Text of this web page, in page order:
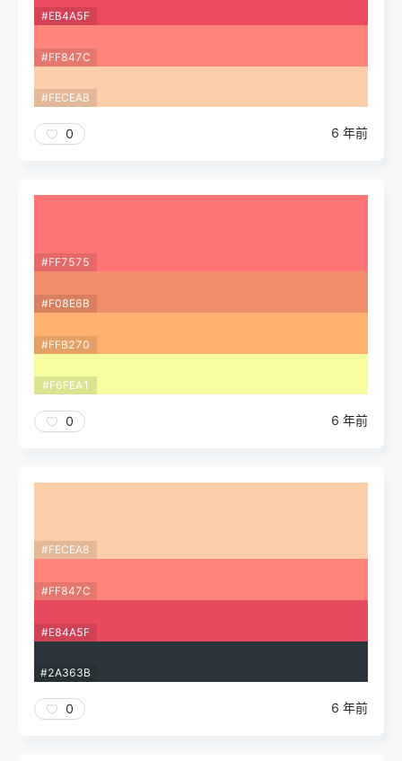
#EB4A5F
#FF847C
#FECEAB
0 6 年前
#FF7575
#F08E6B
#FFB270
#F6FEA1
0 6 年前
#FECEA8
#FF847C
#E84A5F
#2A363B
0 6 年前